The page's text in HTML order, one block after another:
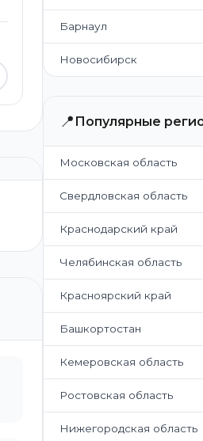
Барнаул
Новосибирск
📍 Популярные
Московская область
Свердловская область
Краснодарский край
Челябинская область
Красноярский край
Башкортостан
Кемеровская область
Ростовская область
Нижегородская область